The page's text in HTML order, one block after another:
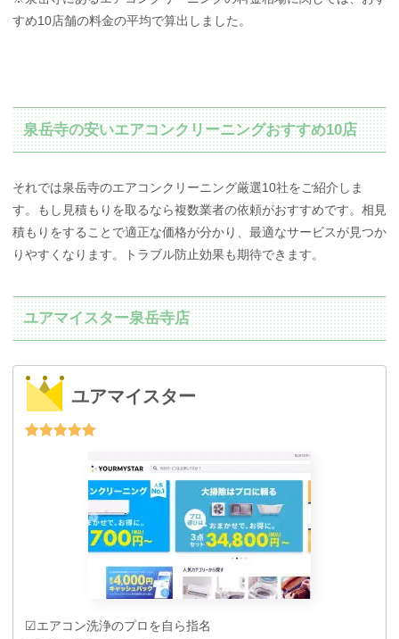
すめ10店舗の料金の平均で算出しました。
泉岳寺の安いエアコンクリーニングおすすめ10店
それでは泉岳寺のエアコンクリーニング厳選10社をご紹介しま
す。もし見積もりを取るなら複数業者の依頼がおすすめです。相見
積もりをすることで適正な価格が分かり、最適なサービスが見つか
りやすくなります。トラブル防止効果も期待できます。
ユアマイスター泉岳寺店
ユアマイスター
☑エアコン洗浄のプロを自ら指名